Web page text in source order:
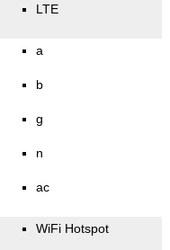
LTE
a
b
g
n
ac
WiFi Hotspot